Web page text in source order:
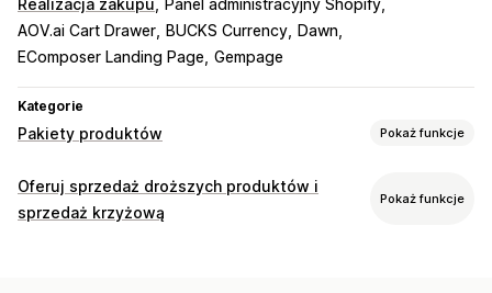
Realizacja zakupu
Panel administracyjny Shopify
AOV.ai Cart Drawer
BUCKS Currency
Dawn
EComposer Landing Page Gempage
Kategorie
Pakiety produktów Pokaż funkcje
Typy pakietów
Stałe pakiety Wielopaki
Oferuj sprzedaż droższych produktów i
sprzedaż krzyżową
Pokaż funkcje